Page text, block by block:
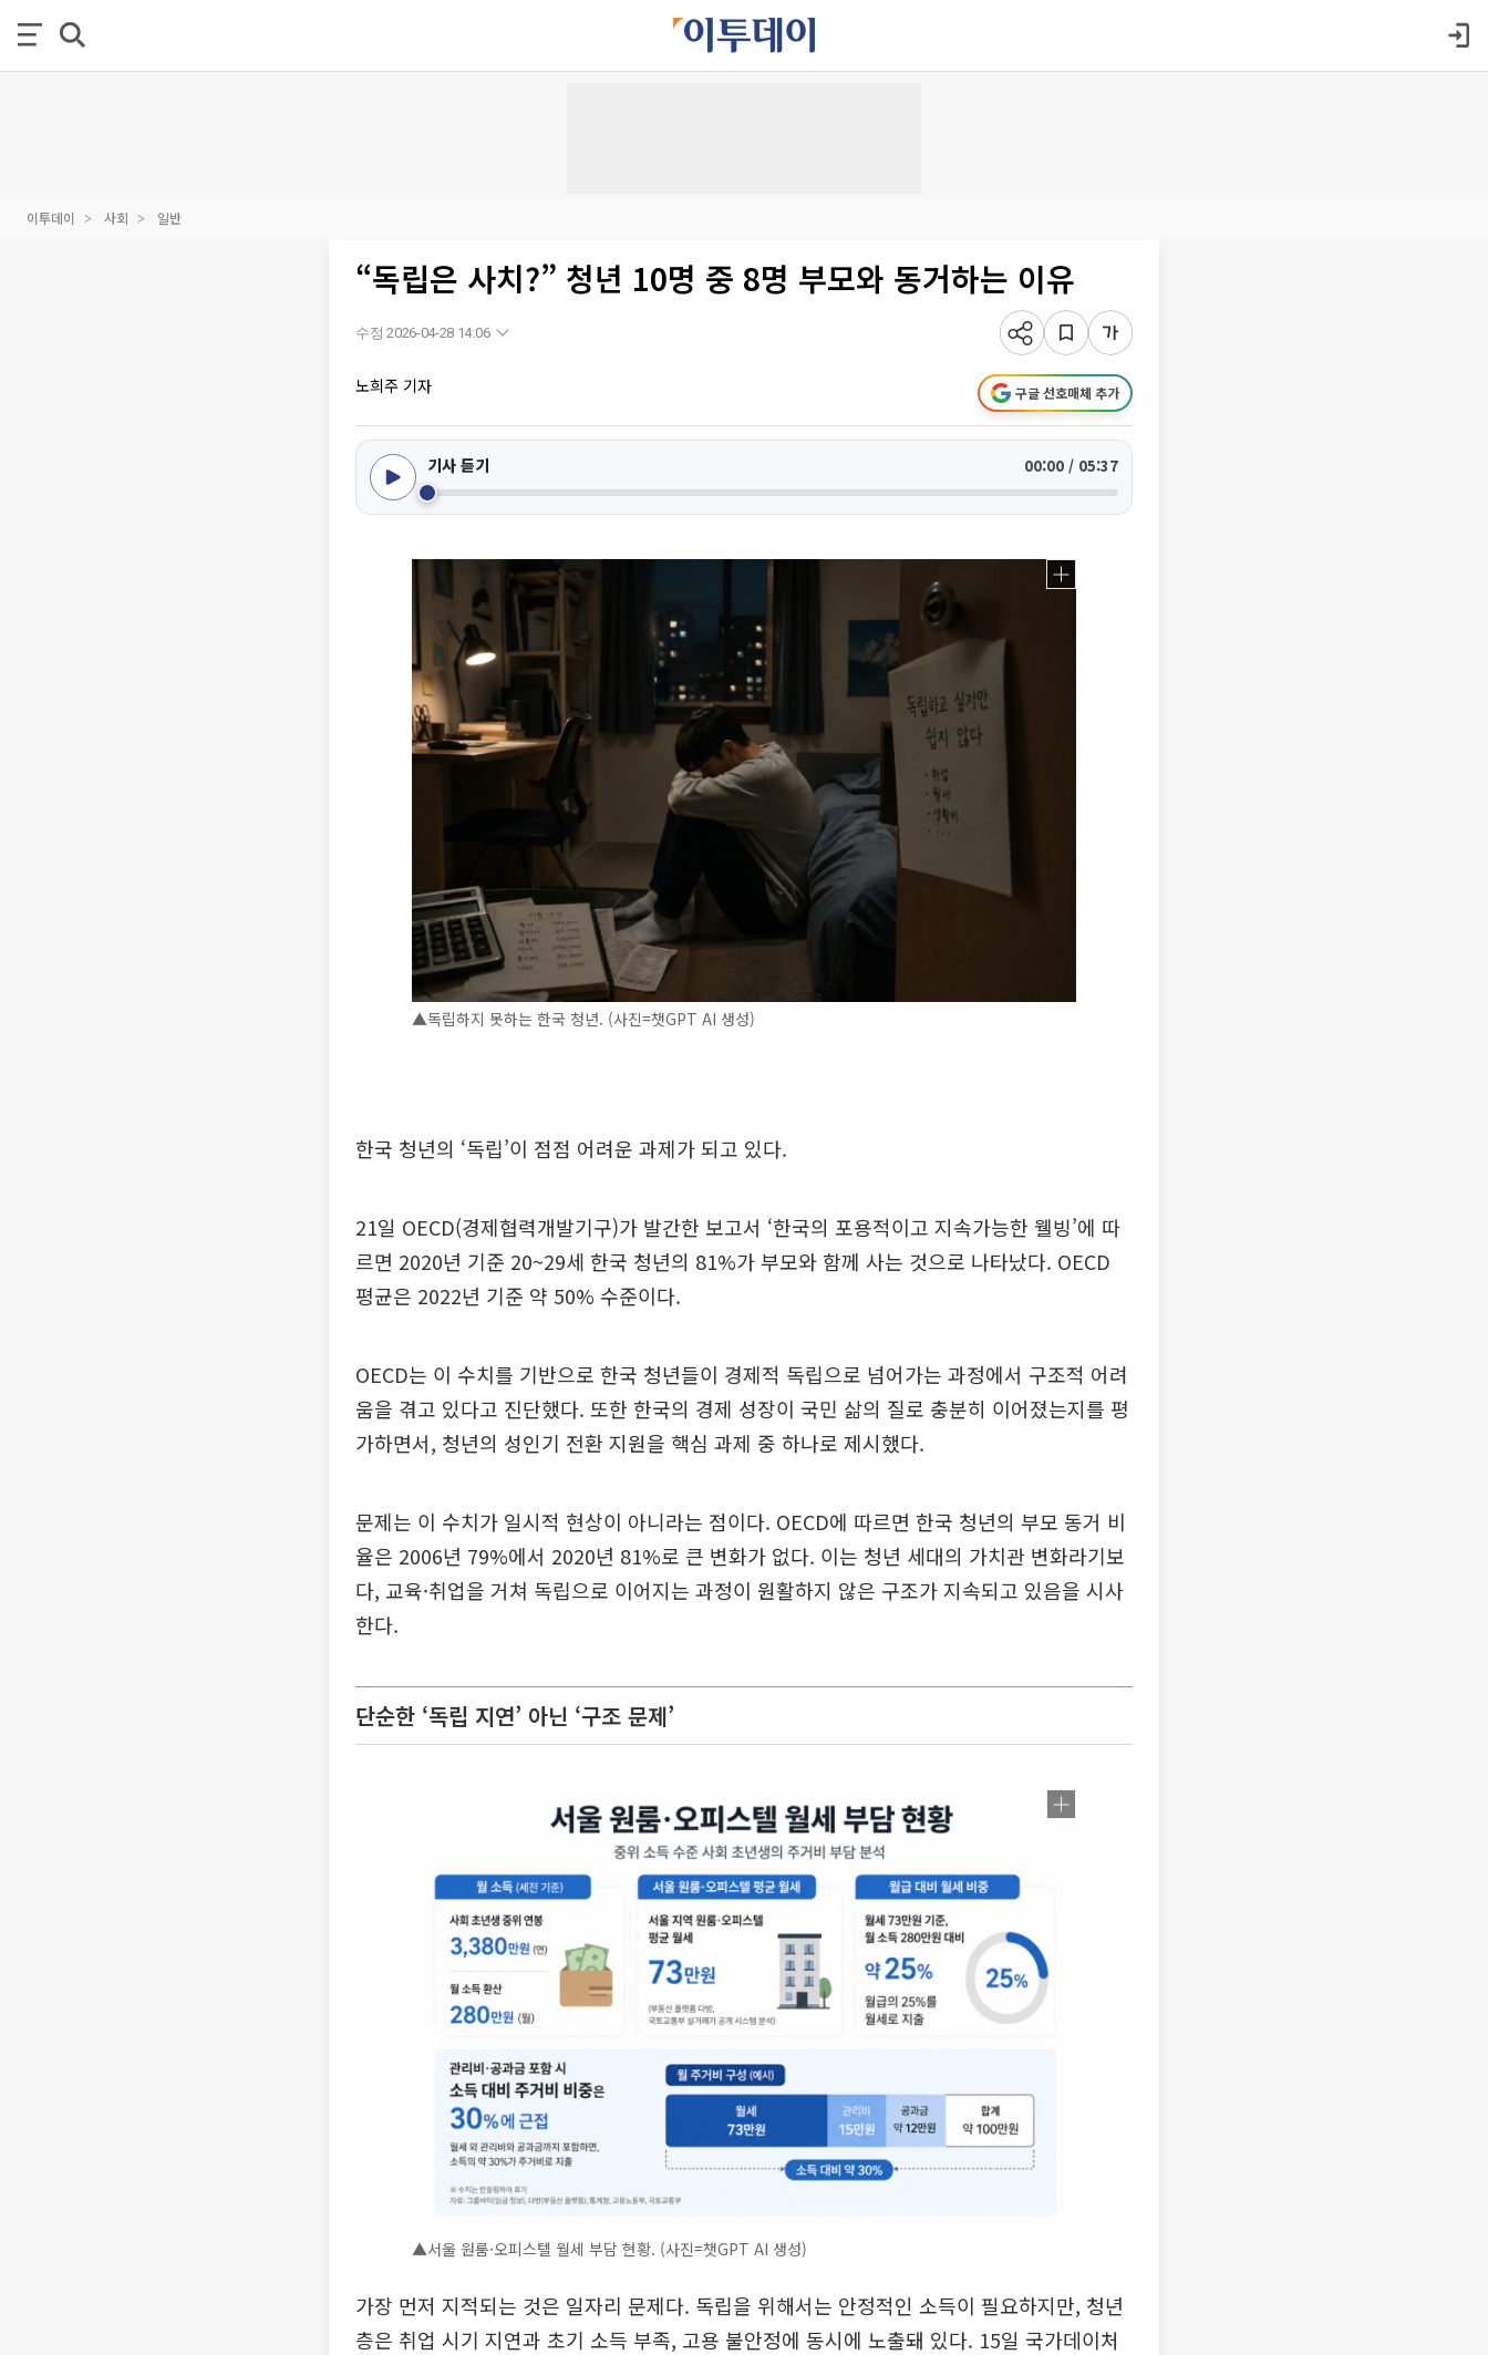
이투데이 사회 일반
“독립은 사치?” 청년 10명 중 8명 부모와 동거하는 이유
수정 2026-04-28 14:06
노희주 기자 구글 선호매체 추가
기사 듣기 00:00 / 05:37
▲독립하지 못하는 한국 청년. (사진=챗GPT AI 생성)
한국 청년의 ‘독립’이 점점 어려운 과제가 되고 있다.
21일 OECD(경제협력개발기구)가 발간한 보고서 ‘한국의 포용적이고 지속가능한 웰빙’에 따
르면 2020년 기준 20~29세 한국 청년의 81%가 부모와 함께 사는 것으로 나타났다. OECD
평균은 2022년 기준 약 50% 수준이다.
OECD는 이 수치를 기반으로 한국 청년들이 경제적 독립으로 넘어가는 과정에서 구조적 어려
움을 겪고 있다고 진단했다. 또한 한국의 경제 성장이 국민 삶의 질로 충분히 이어졌는지를 평
가하면서, 청년의 성인기 전환 지원을 핵심 과제 중 하나로 제시했다.
문제는 이 수치가 일시적 현상이 아니라는 점이다. OECD에 따르면 한국 청년의 부모 동거 비
율은 2006년 79%에서 2020년 81%로 큰 변화가 없다. 이는 청년 세대의 가치관 변화라기보
다, 교육·취업을 거쳐 독립으로 이어지는 과정이 원활하지 않은 구조가 지속되고 있음을 시사
한다.
단순한 ‘독립 지연’ 아닌 ‘구조 문제’
▲서울 원룸·오피스텔 월세 부담 현황. (사진=챗GPT AI 생성)
가장 먼저 지적되는 것은 일자리 문제다. 독립을 위해서는 안정적인 소득이 필요하지만, 청년
층은 취업 시기 지연과 초기 소득 부족, 고용 불안정에 동시에 노출돼 있다. 15일 국가데이처